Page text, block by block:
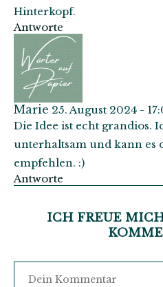
Hinterkopf.
Antworte
Marie 25. August 2024 -
Die Idee ist echt grandios.
unterhaltsam und kann
empfehlen. :)
Antworte
ICH FREUE